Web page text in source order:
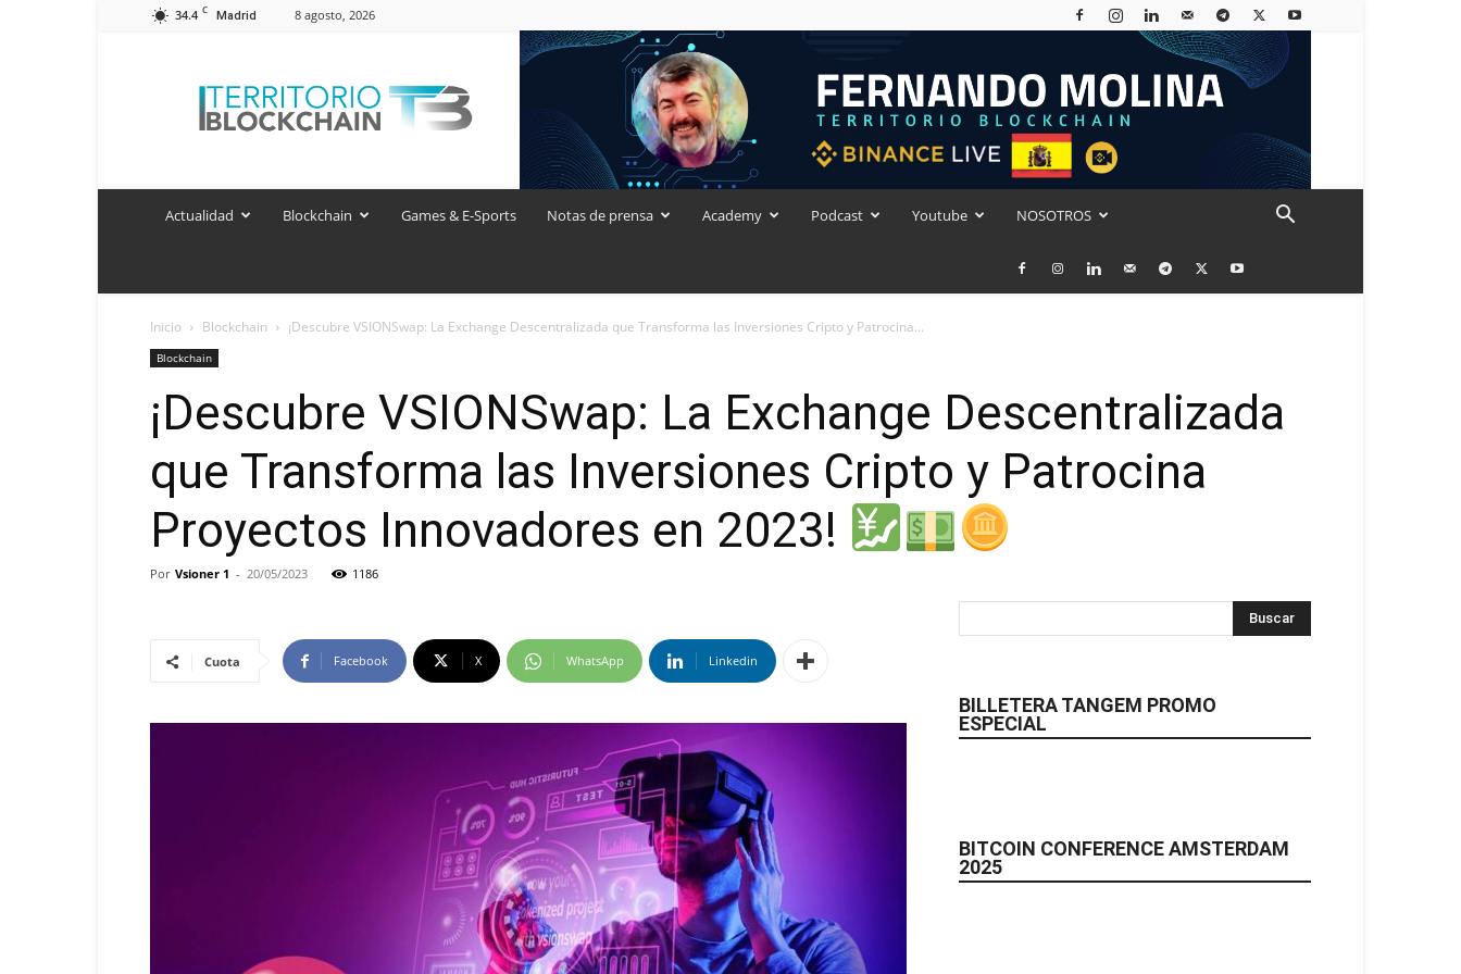
34.4 C Madrid 8 agosto, 2026
Blockchain
Actualidad Blockchain Games & E-Sports Notas de prensa Academy Podcast Youtube NOSOTROS
Inicio Blockchain ¡Descubre VSIONSwap: La Exchange Descentralizada que Transforma las Inversiones Cripto y Patrocina...
Blockchain
¡Descubre VSIONSwap: La Exchange Descentralizada
que Transforma las Inversiones Cripto y Patrocina
Proyectos Innovadores en 2023!
Por Vsioner 1 - 20/05/2023 1186
Cuota Facebook X WhatsApp Linkedin
BILLETERA TANGEM PROMO
ESPECIAL
BITCOIN CONFERENCE AMSTERDAM
2025